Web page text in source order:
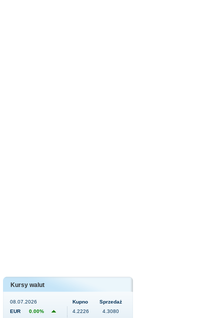
Kursy walut
08.07.2026 Kupno
Sprzedaż
EUR
0.00% 4.2226 4.3080